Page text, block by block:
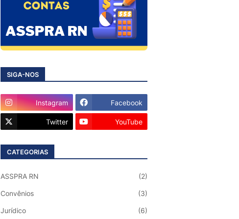
SIGA-NOS
Instagram Facebook
Twitter YouTube
CATEGORIAS
ASSPRA RN (2)
Convênios (3)
Jurídico (6)